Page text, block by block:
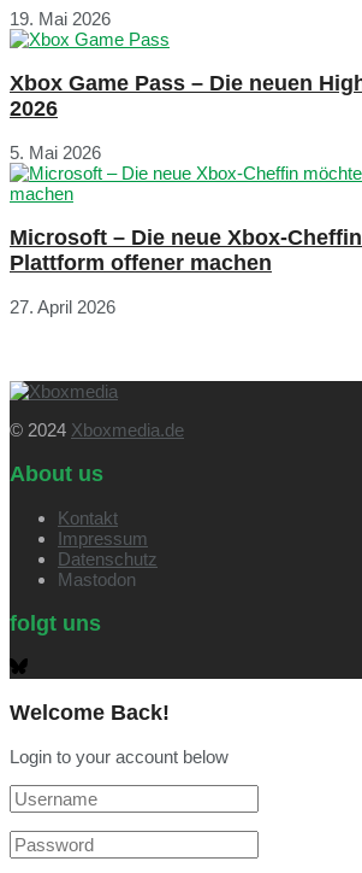
19. Mai 2026
Xbox Game Pass – Die neuen
2026
5. Mai 2026
Microsoft – Die neue Xbox-
Plattform offener machen
27. April 2026
© 2024 Xboxmedia.de
About us
Kontakt
Impressum
Datenschutz
Mastodon
folgt uns
Welcome Back!
Login to your account below